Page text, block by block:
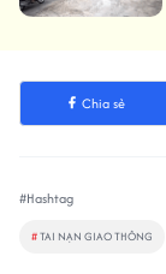
Chia sẻ
#Hashtag
#TAI NẠN GIAO THÔNG